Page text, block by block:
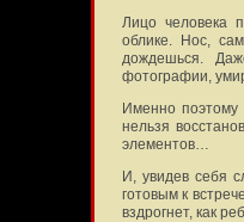
Лицо человека
облике. Нос,
дождешься.
фотографии,
Именно поэтому
нельзя
элементов…
И, увидев себя
готовым к
вздрогнет, как